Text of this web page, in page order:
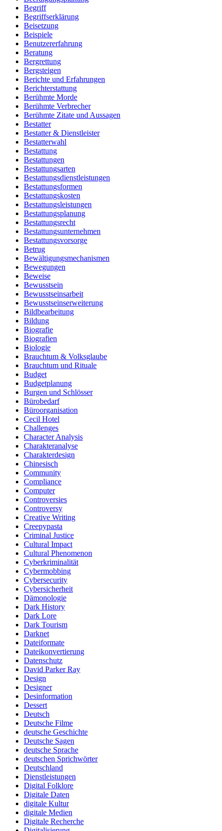
Begriff
Begriffserklärung
Beisetzung
Beispiele
Benutzererfahrung
Beratung
Bergrettung
Bergsteigen
Berichte und Erfahrungen
Berichterstattung
Berühmte Morde
Berühmte Verbrecher
Berühmte Zitate und Aussagen
Bestatter
Bestatter & Dienstleister
Bestatterwahl
Bestattung
Bestattungen
Bestattungsarten
Bestattungsdienstleistungen
Bestattungsformen
Bestattungskosten
Bestattungsleistungen
Bestattungsplanung
Bestattungsrecht
Bestattungsunternehmen
Bestattungsvorsorge
Betrug
Bewältigungsmechanismen
Bewegungen
Beweise
Bewusstsein
Bewusstseinsarbeit
Bewusstseinserweiterung
Bildbearbeitung
Bildung
Biografie
Biografien
Biologie
Brauchtum & Volksglaube
Brauchtum und Rituale
Budget
Budgetplanung
Burgen und Schlösser
Bürobedarf
Büroorganisation
Cecil Hotel
Challenges
Character Analysis
Charakteranalyse
Charakterdesign
Chinesisch
Community
Compliance
Computer
Controversies
Controversy
Creative Writing
Creepypasta
Criminal Justice
Cultural Impact
Cultural Phenomenon
Cyberkriminalität
Cybermobbing
Cybersecurity
Cybersicherheit
Dämonologie
Dark History
Dark Lore
Dark Tourism
Darknet
Dateiformate
Dateikonvertierung
Datenschutz
David Parker Ray
Design
Designer
Desinformation
Dessert
Deutsch
Deutsche Filme
deutsche Geschichte
Deutsche Sagen
deutsche Sprache
deutschen Sprichwörter
Deutschland
Dienstleistungen
Digital Folklore
Digitale Daten
digitale Kultur
digitale Medien
Digitale Recherche